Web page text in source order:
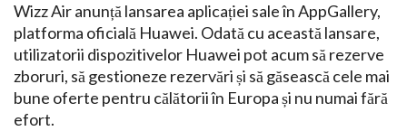
Wizz Air anunță lansarea aplicației sale în AppGallery,
platforma oficială Huawei. Odată cu această lansare,
utilizatorii dispozitivelor Huawei pot acum să rezerve
zboruri, să gestioneze rezervări și să găsească cele mai
bune oferte pentru călătorii în Europa și nu numai fără
efort.